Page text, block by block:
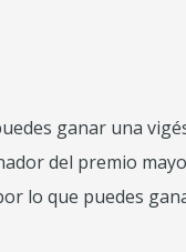
ganar una
del premio
lo que puedes